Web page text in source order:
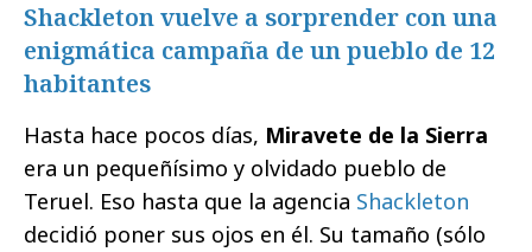
Shackleton vuelve a sorprender con una
enigmática campaña de un pueblo de 12
habitantes
Hasta hace pocos días, Miravete de la Sierra
era un pequeñísimo y olvidado pueblo de
Teruel. Eso hasta que la agencia Shackleton
decidió poner sus ojos en él. Su tamaño (sólo